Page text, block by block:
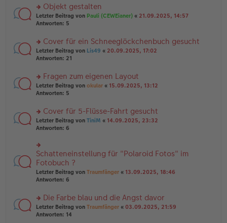
ger
B
ei
tr
g
el
es
e
B
ei
tr
g
rs
te
n
g
el
e
n
er
tr
a
g
Objekt gestalten
Letzter Beitrag von Pauli (CEWEianer) « 21.09.2025, 14:57
Antworten: 5
rs
te
n
g
el
e
n
er
tr
a
g
Cover für ein Schneeglöckchenbuch gesucht
Letzter Beitrag von Lis49 « 20.09.2025, 17:02
Antworten: 21
rs
te
n
g
el
e
n
er
B
ei
tr
g
Fragen zum eigenen Layout
Letzter Beitrag von okular « 15.09.2025, 13:12
Antworten: 5
rs
te
u
n
g
el
es
e
er
B
ei
tr
Cover für 5-Flüsse-Fahrt gesucht
Letzter Beitrag von TiniM « 14.09.2025, 23:32
Antworten: 6
rs
te
r
u
n
el
es
e
Schatteneinstellung für "Polaroid Fotos" im
Fotobuch ?
Letzter Beitrag von Traumfänger « 13.09.2025, 18:46
Antworten: 6
rs
te
Die Farbe blau und die Angst davor
Letzter Beitrag von Traumfänger « 03.09.2025, 21:59
Antworten: 14